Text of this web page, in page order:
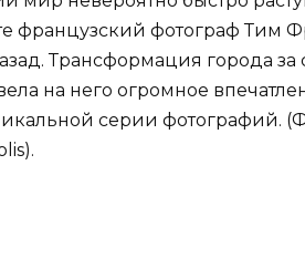
французский фотограф Тим
Трансформация города за
на него огромное
серии фотографий.